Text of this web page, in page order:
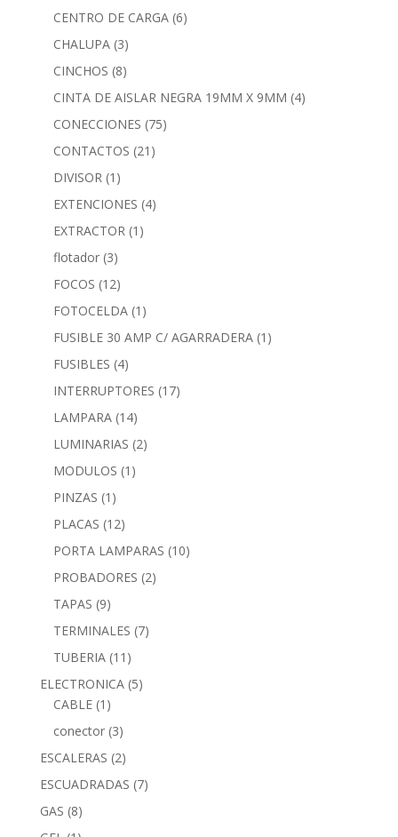
CENTRO DE CARGA (6)
CHALUPA (3)
CINCHOS (8)
CINTA DE AISLAR NEGRA 19MM X 9MM (4)
CONECCIONES (75)
CONTACTOS (21)
DIVISOR (1)
EXTENCIONES (4)
EXTRACTOR (1)
flotador (3)
FOCOS (12)
FOTOCELDA (1)
FUSIBLE 30 AMP C/ AGARRADERA (1)
FUSIBLES (4)
INTERRUPTORES (17)
LAMPARA (14)
LUMINARIAS (2)
MODULOS (1)
PINZAS (1)
PLACAS (12)
PORTA LAMPARAS (10)
PROBADORES (2)
TAPAS (9)
TERMINALES (7)
TUBERIA (11)
ELECTRONICA (5)
CABLE (1)
conector (3)
ESCALERAS (2)
ESCUADRADAS (7)
GAS (8)